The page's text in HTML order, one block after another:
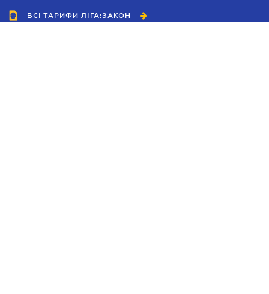
ВСІ ТАРИФИ ЛІГА:ЗАКОН